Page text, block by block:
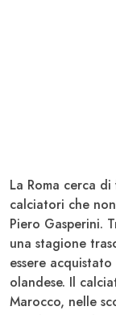
La Roma cerca di
calciatori che
Piero Gasperini.
una stagione
essere
olandese. Il
Marocco, nelle